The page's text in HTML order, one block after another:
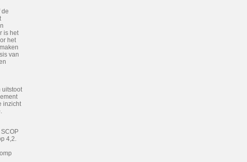
de
is het
het
van
uitstoot
inzicht
4,2.